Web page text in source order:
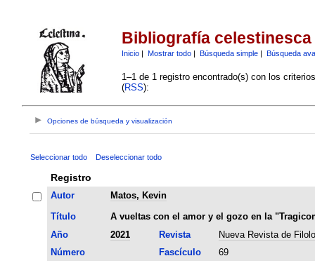
Bibliografía celestinesca
Inicio| Mostrar todo| Búsqueda simple| Búsqueda
1–1 de 1 registro encontrado(s) con los
(RSS):
Opciones de búsqueda y visualización
Seleccionar todo Deseleccionar todo
Registro
Autor
Matos, Kevin
Título
A vueltas con el amor y el gozo en la
Año
2021 Revista
Nueva Revista de
Número
Fascículo
69